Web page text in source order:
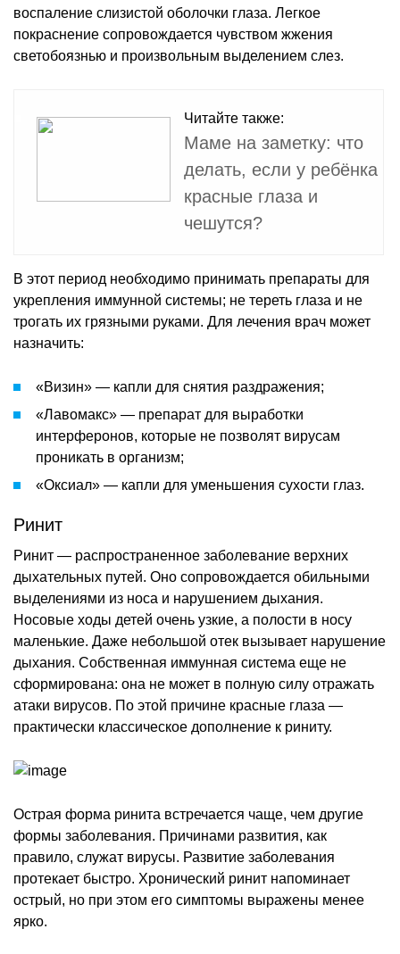
воспаление слизистой оболочки глаза. Легкое
покраснение сопровождается чувством жжения
светобоязнью и произвольным выделением слез.
Читайте также:
Маме на заметку: что
делать, если у ребёнка
красные глаза и
чешутся?
В этот период необходимо принимать препараты для
укрепления иммунной системы; не тереть глаза и не
трогать их грязными руками. Для лечения врач может
назначить:
«Визин» — капли для снятия раздражения;
«Лавомакс» — препарат для выработки
интерферонов, которые не позволят вирусам
проникать в организм;
«Оксиал» — капли для уменьшения сухости глаз.
Ринит
Ринит — распространенное заболевание верхних
дыхательных путей. Оно сопровождается обильными
выделениями из носа и нарушением дыхания.
Носовые ходы детей очень узкие, а полости в носу
маленькие. Даже небольшой отек вызывает нарушение
дыхания. Собственная иммунная система еще не
сформирована: она не может в полную силу отражать
атаки вирусов. По этой причине красные глаза —
практически классическое дополнение к риниту.
Острая форма ринита встречается чаще, чем другие
формы заболевания. Причинами развития, как
правило, служат вирусы. Развитие заболевания
протекает быстро. Хронический ринит напоминает
острый, но при этом его симптомы выражены менее
ярко.